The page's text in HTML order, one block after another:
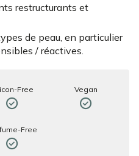
restructurants et
de peau, en particulier
/ réactives.
Free Vegan
Free